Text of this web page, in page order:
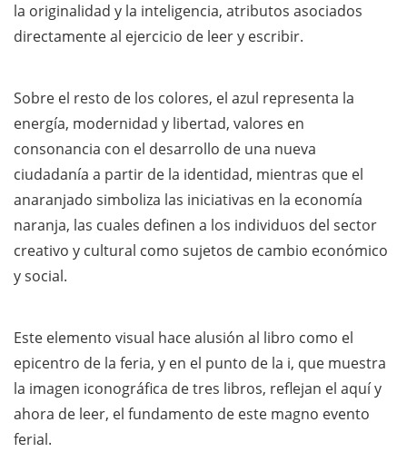
la originalidad y la inteligencia, atributos asociados
directamente al ejercicio de leer y escribir.
Sobre el resto de los colores, el azul representa la
energía, modernidad y libertad, valores en
consonancia con el desarrollo de una nueva
ciudadanía a partir de la identidad, mientras que el
anaranjado simboliza las iniciativas en la economía
naranja, las cuales definen a los individuos del sector
creativo y cultural como sujetos de cambio económico
y social.
Este elemento visual hace alusión al libro como el
epicentro de la feria, y en el punto de la i, que muestra
la imagen iconográfica de tres libros, reflejan el aquí y
ahora de leer, el fundamento de este magno evento
ferial.